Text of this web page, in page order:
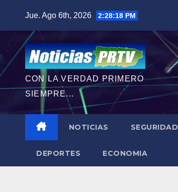
contenido
Jue. Ago 6th, 2026 2:28:20 PM
CON LA VERDAD PRIMERO
SIEMPRE...
NOTICIAS SEGURIDAD
DEPORTES ECONOMIA